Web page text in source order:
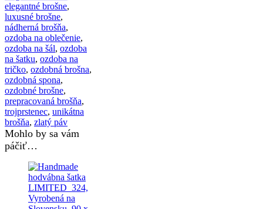
elegantné brošne,
luxusné brošne,
nádherná brošňa,
ozdoba na oblečenie,
ozdoba na šál, ozdoba
na šatku, ozdoba na
tričko, ozdobná brošna,
ozdobná spona,
ozdobné brošne,
prepracovaná brošňa,
trojprstenec, unikátna
brošňa, zlatý páv
Mohlo by sa vám
páčiť…